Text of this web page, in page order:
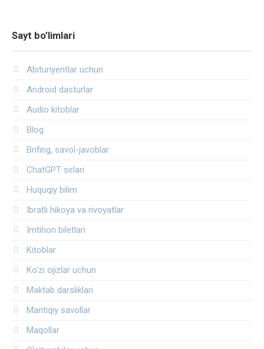
Sayt bo’limlari
Abituriyentlar uchun
Android dasturlar
Audio kitoblar
Blog
Brifing, savol-javoblar
ChatGPT sirlari
Huquqiy bilim
Ibratli hikoya va rivoyatlar
Imtihon biletlari
Kitoblar
Ko‘zi ojizlar uchun
Maktab darsliklari
Mantiqiy savollar
Maqollar